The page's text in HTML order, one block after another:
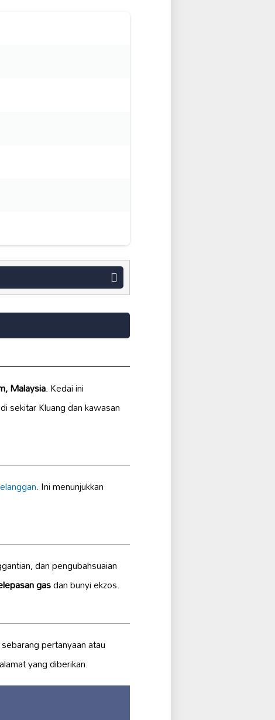
Malaysia. Kedai ini
sekitar Kluang dan kawasan
. Ini menunjukkan
dan pengubahsuaian
gasdan bunyi ekzos.
pertanyaan atau
yang diberikan.